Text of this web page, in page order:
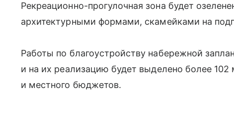
Рекреационно-прогулочная зона будет
архитектурными формами, скамейками на
Работы по благоустройству набережной
и на их реализацию будет выделено более 102
и местного бюджетов.